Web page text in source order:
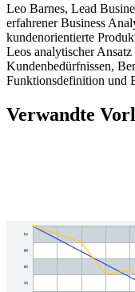
Leo Barnes, Lead
erfahrener Business
kundenorientierte
Leos analytischer
Kundenbedürfnissen,
Funktionsdefinition und
Verwandte